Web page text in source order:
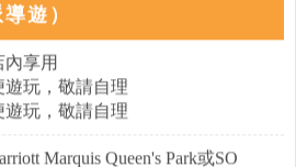
遊）
內享用
遊玩，敬請自理
遊玩，敬請自理
Marquis Queen's Park或SO